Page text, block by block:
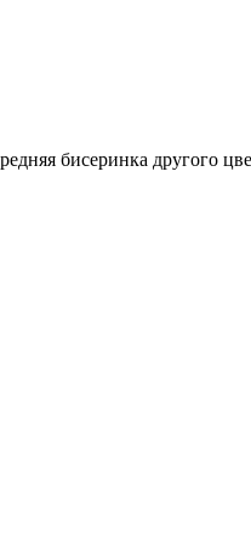
бисеринка другого